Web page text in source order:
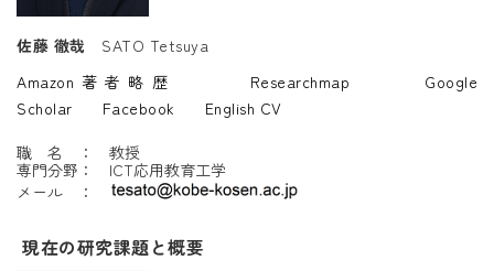
佐藤 徹哉 SATO Tetsuya
Amazon著者略歴
Researchmap
Google
Scholar
Facebook
English CV
職 名 ： 教授
専門分野： ICT応用教育工学
メール ：
現在の研究課題と概要